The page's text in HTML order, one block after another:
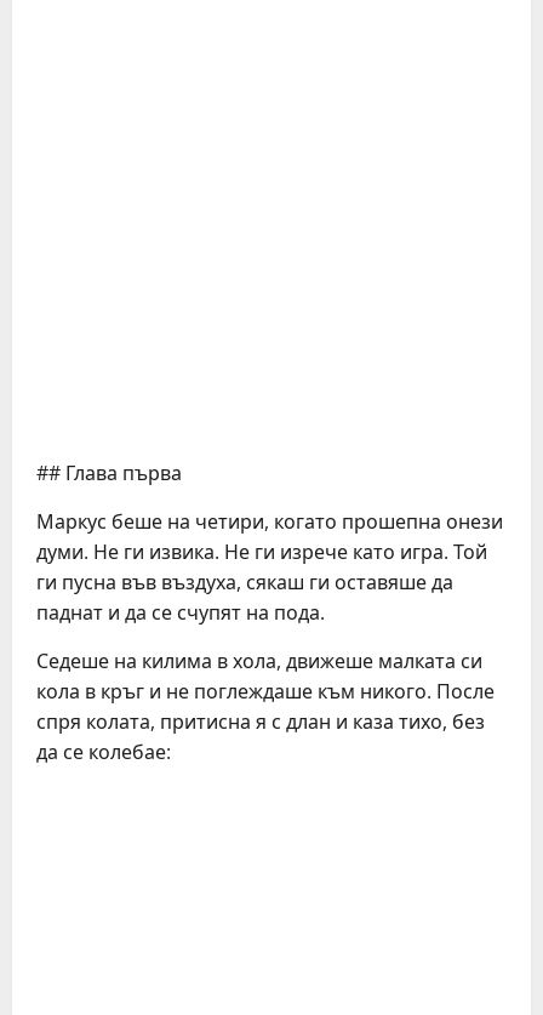
## Глава първа
Маркус беше на четири, когато прошепна онези
думи. Не ги извика. Не ги изрече като игра. Той
ги пусна във въздуха, сякаш ги оставяше да
паднат и да се счупят на пода.
Седеше на килима в хола, движеше малката си
кола в кръг и не поглеждаше към никого. После
спря колата, притисна я с длан и каза тихо, без
да се колебае: